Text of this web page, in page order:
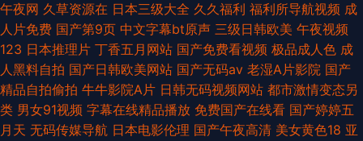
午夜网 久草资源在 日本三级大全 久久福利 福利所导航视频 成
人片免费 国产第9页 中文字幕bt原声 三级日韩欧美 午夜视频
123 日本推理片 丁香五月网站 国产免费看视频 极品成人色 成
人黑料自拍 国产日韩欧美网站 国产无码av 老湿A片影院 国产
精品自拍偷拍 牛牛影院A片 日韩无码视频网站 都市激情变态另
类 男女91视频 字幕在线精品播放 免费国产在线看 国产婷婷五
月天 无码传媒导航 日本电影伦理 国产午夜高清 美女黄色18 亚